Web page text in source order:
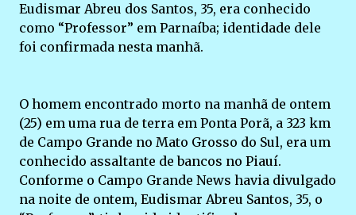
Eudismar Abreu dos Santos, 35, era conhecido
como “Professor” em Parnaíba; identidade dele
foi confirmada nesta manhã.
O homem encontrado morto na manhã de ontem
(25) em uma rua de terra em Ponta Porã, a 323 km
de Campo Grande no Mato Grosso do Sul, era um
conhecido assaltante de bancos no Piauí.
Conforme o Campo Grande News havia divulgado
na noite de ontem, Eudismar Abreu Santos, 35, o